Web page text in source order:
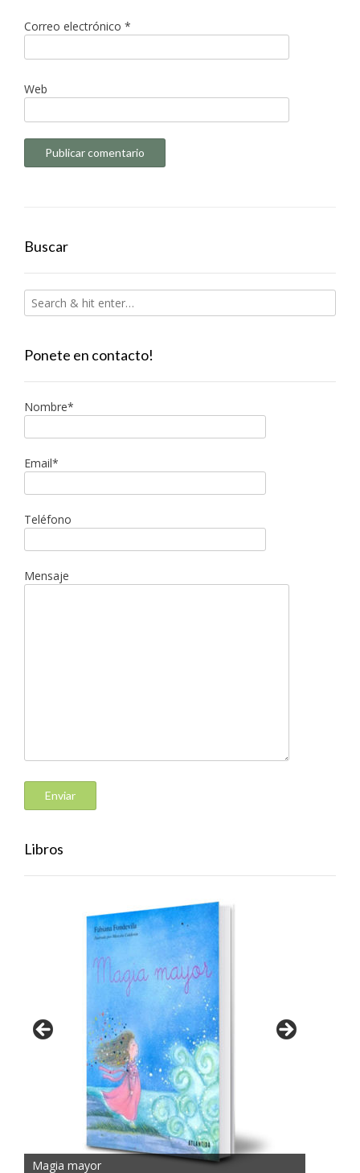
Correo electrónico *
Web
Buscar
Ponete en contacto!
Nombre*
Email*
Teléfono
Mensaje
Libros
Magia mayor